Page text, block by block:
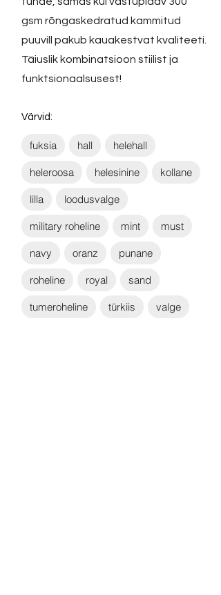
gsm rõngaskedratud kammitud
puuvill pakub kauakestvat kvaliteeti.
Täiuslik kombinatsioon stiilist ja
funktsionaalsusest!
Värvid:
fuksia hall helehall
heleroosa helesinine kollane
lilla loodusvalge
military roheline mint must
navy oranz punane
roheline royal sand
tumeroheline türkiis valge